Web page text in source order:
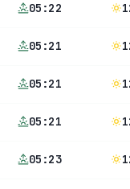
05:22
05:21
05:21
05:21
05:23